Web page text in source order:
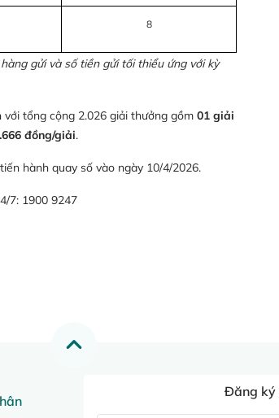
8
gửi và số tiền gửi tối thiểu ứng với kỳ
tổng cộng 2.026 giải thưởng gồm 01 giải
đồng/giải.
hành quay số vào ngày 10/4/2026.
7: 1900 9247
Đăng ký